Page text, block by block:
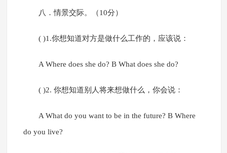
八．情景交际。（10分）
( )1.你想知道对方是做什么工作的，应该说：
A Where does she do? B What does she do?
( )2. 你想知道别人将来想做什么，你会说：
A What do you want to be in the future? B Where
do you live?